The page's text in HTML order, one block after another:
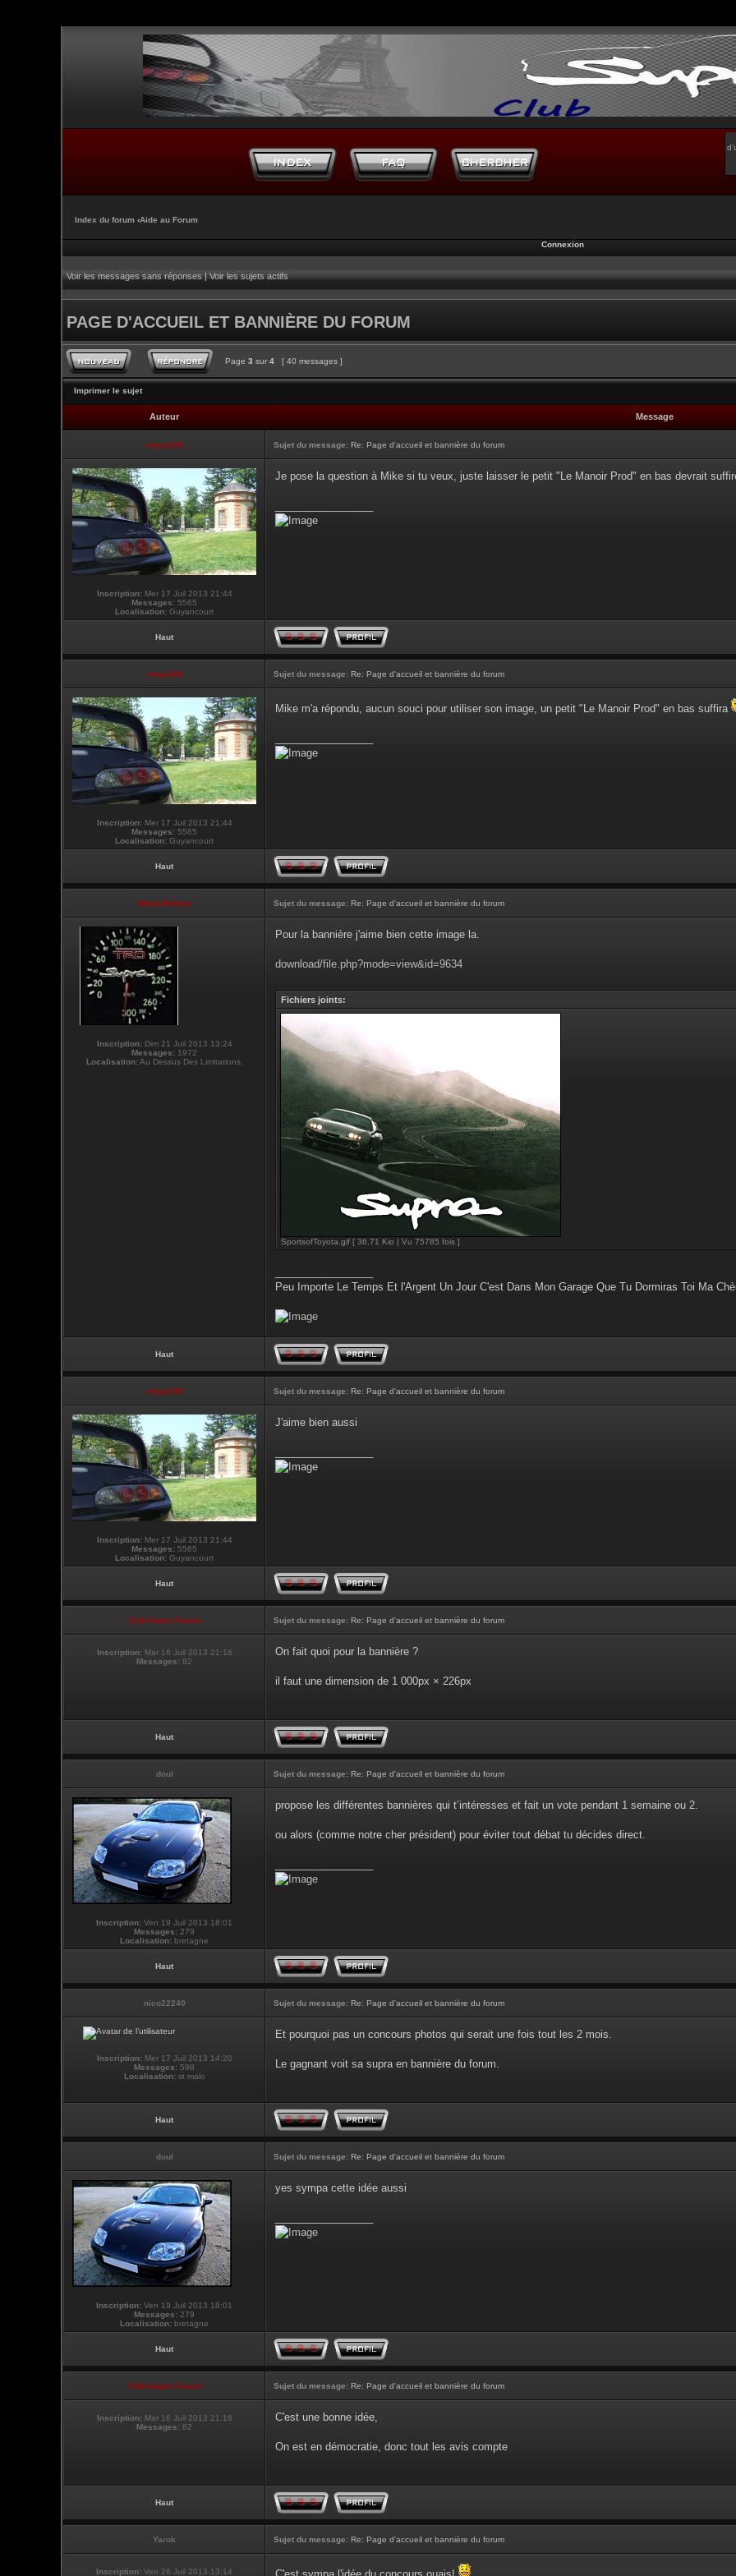
Index du forum ‹Aide au Forum
Connexion
Voir les messages sans réponses|Voir les sujets actifs
PAGE D'ACCUEIL ET BANNIÈRE DU FORUM
Page 3 sur 4 [ 40 messages ]
Imprimer le sujet
Auteur Message
vmax330 Sujet du message: Re: Page d'accueil et bannière du forum
Inscription:Mer 17 Juil 2013 21:44
Messages: 5565
Localisation: Guyancourt
Je pose la question à Mike si tu veux, juste laisser le petit "Le Manoir Prod" en bas devrait
Haut
vmax330 Sujet du message: Re: Page d'accueil et bannière du forum
Inscription:Mer 17 Juil 2013 21:44
Messages: 5565
Localisation: Guyancourt
Mike m'a répondu, aucun souci pour utiliser son image, un petit "Le Manoir Prod" en bas suffira
Haut
NikoLifeStyle Sujet du message: Re: Page d'accueil et bannière du forum
Inscription:Dim 21 Juil 2013 13:24
Messages: 1972
Localisation:Au Dessus Des Limitations.
Pour la bannière j'aime bien cette image la.
download/file.php?mode=view&id=9634
Fichiers joints:
SportsofToyota.gif [ 36.71 Kio | Vu 75785 fois ]
Peu Importe Le Temps Et l'Argent Un Jour C'est Dans Mon Garage Que Tu Dormiras Toi Ma
Haut
vmax330 Sujet du message: Re: Page d'accueil et bannière du forum
Inscription:Mer 17 Juil 2013 21:44
Messages: 5565
Localisation: Guyancourt
J'aime bien aussi
Haut
Club Supra France Sujet du message: Re: Page d'accueil et bannière du forum
Inscription: Mar 16 Juil 2013 21:16
Messages: 82
On fait quoi pour la bannière ?
il faut une dimension de 1 000px × 226px
Haut
doul Sujet du message: Re: Page d'accueil et bannière du forum
Inscription: Ven 19 Juil 2013 18:01
Messages: 279
Localisation: bretagne
propose les différentes bannières qui t’intéresses et fait un vote pendant 1 semaine ou 2.
ou alors (comme notre cher président) pour éviter tout débat tu décides direct.
Haut
nico22240 Sujet du message: Re: Page d'accueil et bannière du forum
Inscription:Mer 17 Juil 2013 14:20
Messages: 598
Localisation:st malo
Et pourquoi pas un concours photos qui serait une fois tout les 2 mois.
Le gagnant voit sa supra en bannière du forum.
Haut
doul Sujet du message: Re: Page d'accueil et bannière du forum
Inscription: Ven 19 Juil 2013 18:01
Messages: 279
Localisation: bretagne
yes sympa cette idée aussi
Haut
Club Supra France Sujet du message: Re: Page d'accueil et bannière du forum
Inscription: Mar 16 Juil 2013 21:16
Messages: 82
C'est une bonne idée,
On est en démocratie, donc tout les avis compte
Haut
Yarok Sujet du message: Re: Page d'accueil et bannière du forum
Inscription: Ven 26 Juil 2013 13:14